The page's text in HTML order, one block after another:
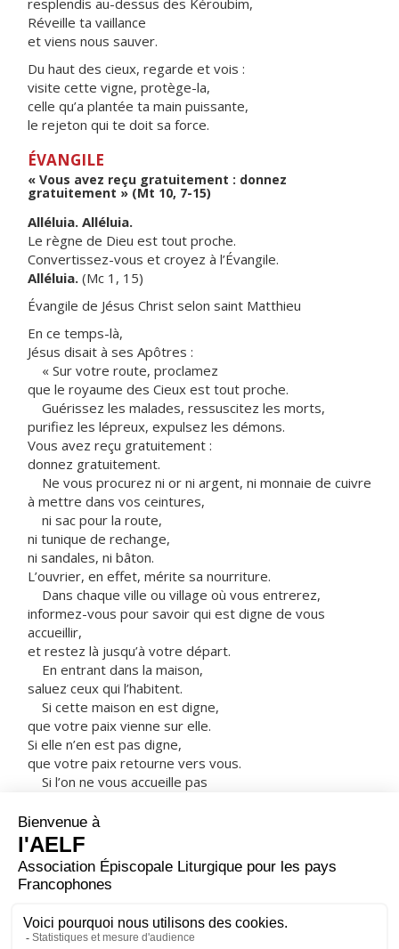
resplendis au-dessus des Kéroubim,
Réveille ta vaillance
et viens nous sauver.
Du haut des cieux, regarde et vois :
visite cette vigne, protège-la,
celle qu’a plantée ta main puissante,
le rejeton qui te doit sa force.
ÉVANGILE
« Vous avez reçu gratuitement : donnez
gratuitement » (Mt 10, 7-15)
Alléluia. Alléluia.
Le règne de Dieu est tout proche.
Convertissez-vous et croyez à l’Évangile.
Alléluia. (Mc 1, 15)
Évangile de Jésus Christ selon saint Matthieu
En ce temps-là,
Jésus disait à ses Apôtres :
« Sur votre route, proclamez
que le royaume des Cieux est tout proche.
Guérissez les malades, ressuscitez les morts,
purifiez les lépreux, expulsez les démons.
Vous avez reçu gratuitement :
donnez gratuitement.
Ne vous procurez ni or ni argent, ni monnaie de cuivre
à mettre dans vos ceintures,
ni sac pour la route,
ni tunique de rechange,
ni sandales, ni bâton.
L’ouvrier, en effet, mérite sa nourriture.
Dans chaque ville ou village où vous entrerez,
informez-vous pour savoir qui est digne de vous
accueillir,
et restez là jusqu’à votre départ.
En entrant dans la maison,
saluez ceux qui l’habitent.
Si cette maison en est digne,
que votre paix vienne sur elle.
Si elle n’en est pas digne,
que votre paix retourne vers vous.
Si l’on ne vous accueille pas
sortez de cette maison ou de cette ville,
et secouez la poussière de vos pieds.
Amen, je vous le dis :
au jour du Jugement,
le pays de Sodome et de Gomorrhe
sera traité moins sévèrement que cette ville. »
– Acclamons la Parole de Dieu.